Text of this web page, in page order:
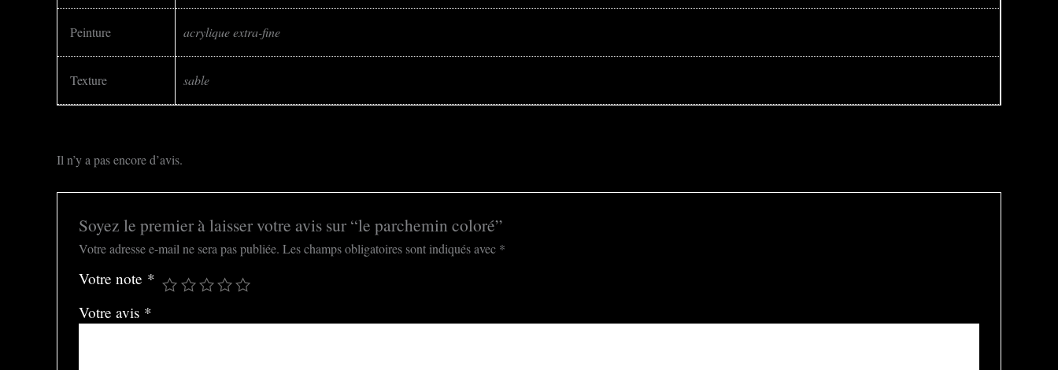
Peinture acrylique extra-fine
Texture sable
Il n’y a pas encore d’avis.
Soyez le premier à laisser votre avis sur “le parchemin coloré”
Votre adresse e-mail ne sera pas publiée. Les champs obligatoires sont indiqués avec *
Votre note *
Votre avis *